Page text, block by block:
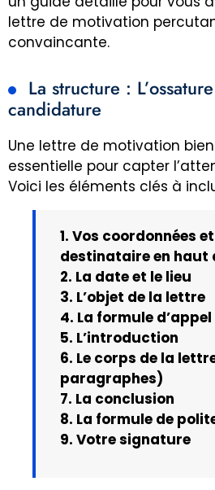
lettre de motivation
convaincante.
La structure :
candidature
Une lettre de motivation
essentielle pour capter
Voici les éléments clés à
1. Vos coordonnées
destinataire en haut
2. La date et le lieu
3. L’objet de la lettre
4. La formule d’appel
5. L’introduction
6. Le corps de la
paragraphes)
7. La conclusion
8. La formule de
9. Votre signature